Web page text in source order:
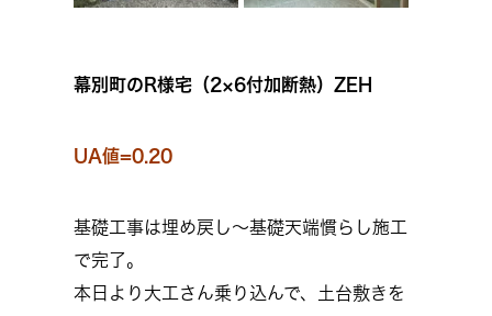
幕別町のR様宅（2×6付加断熱）ZEH
UA値=0.20
基礎工事は埋め戻し～基礎天端慣らし施工
で完了。
本日より大工さん乗り込んで、土台敷きを